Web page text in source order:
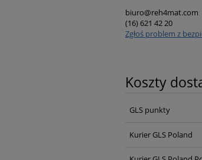
biuro@reh4mat.com
(16) 621 42 20
Zgłoś problem z
Koszty
GLS punkty
Kurier GLS Poland